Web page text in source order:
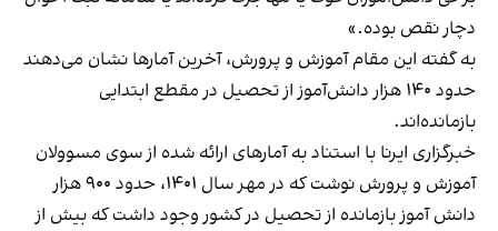
دچار نقص بوده.»
به گفته این مقام آموزش و پرورش، آخرین آمارها نشان می‌دهند
حدود ۱۴۰ هزار دانش‌آموز از تحصیل در مقطع ابتدایی
بازمانده‌اند.
خبرگزاری ایرنا با استناد به آمارهای ارائه شده از سوی مسوولان
آموزش و پرورش نوشت که در مهر سال ۱۴۰۱، حدود ۹۰۰ هزار
دانش آموز بازمانده از تحصیل در کشور وجود داشت که بیش از